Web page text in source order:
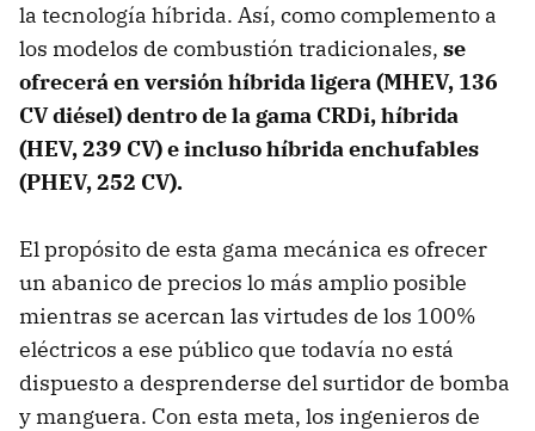
la tecnología híbrida. Así, como complemento a
los modelos de combustión tradicionales, se
ofrecerá en versión híbrida ligera (MHEV, 136
CV diésel) dentro de la gama CRDi, híbrida
(HEV, 239 CV) e incluso híbrida enchufables
(PHEV, 252 CV).
El propósito de esta gama mecánica es ofrecer
un abanico de precios lo más amplio posible
mientras se acercan las virtudes de los 100%
eléctricos a ese público que todavía no está
dispuesto a desprenderse del surtidor de bomba
y manguera. Con esta meta, los ingenieros de